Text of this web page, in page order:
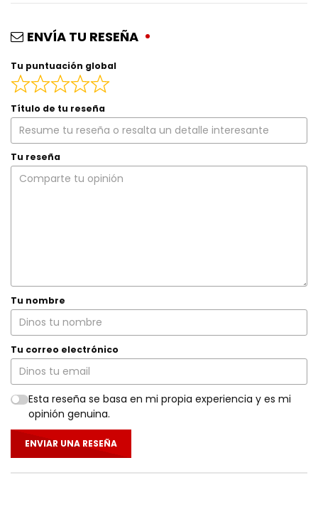
ENVÍA TU RESEÑA
Tu puntuación global
Título de tu reseña
Tu reseña
Tu nombre
Tu correo electrónico
Esta reseña se basa en mi propia experiencia y es mi
opinión genuina.
ENVIAR UNA RESEÑA